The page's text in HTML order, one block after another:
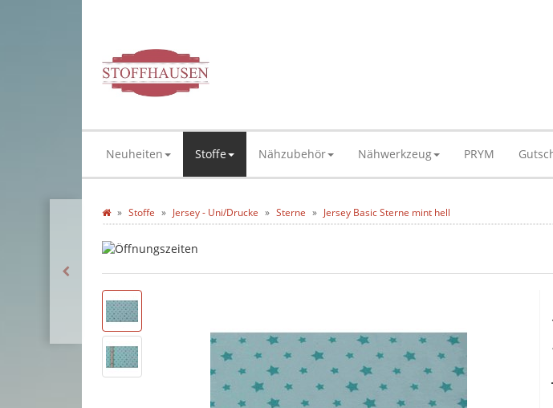
Neuheiten Stoffe Nähzubehör Nähwerkzeug PRYM
Stoffe Jersey - Uni/Drucke Sterne Jersey Basic Sterne mint hell